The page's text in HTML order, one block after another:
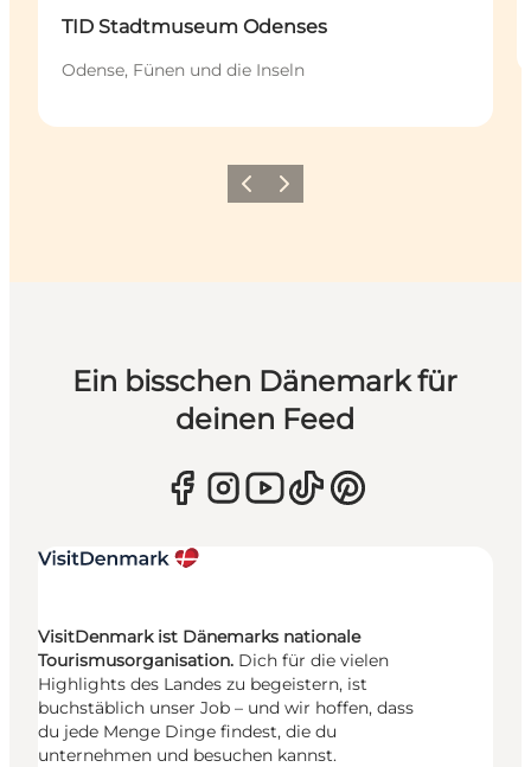
TID Stadtmuseum Odenses
Odense, Fünen und die Inseln
ZurückWeiter
Ein bisschen Dänemark für
deinen Feed
VisitDenmark ist Dänemarks nationale
Tourismusorganisation. Dich für die vielen
Highlights des Landes zu begeistern, ist
buchstäblich unser Job – und wir hoffen, dass
du jede Menge Dinge findest, die du
unternehmen und besuchen kannst.